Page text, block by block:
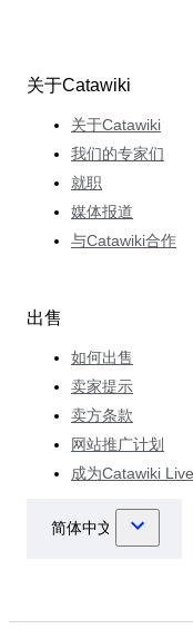
关于Catawiki
关于Catawiki
我们的专家们
就职
媒体报道
与Catawiki合作
出售
如何出售
卖家提示
卖方条款
网站推广计划
成为Catawiki